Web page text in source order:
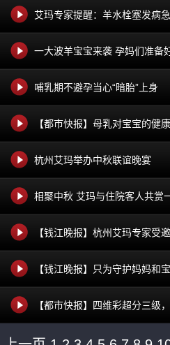
艾玛专家提醒：羊水栓塞发病
一大波羊宝宝来袭 孕妈们准备
哺乳期不避孕当心“暗胎”上身
【都市快报】母乳对宝宝的健
倍 杭州艾玛举办中秋联谊晚宴
相聚中秋 艾玛与住院客人共赏
【钱江晚报】杭州艾玛专家受
【钱江晚报】只为守护妈妈和
【都市快报】四维彩超分三级